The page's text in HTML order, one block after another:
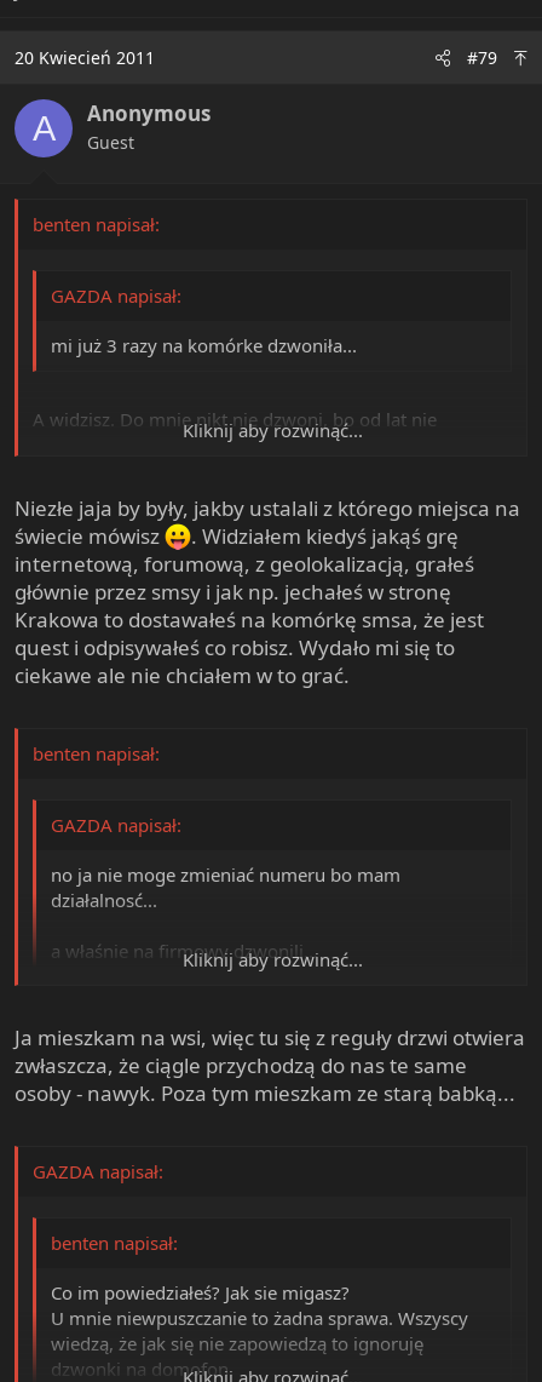
20 Kwiecień 2011 #79
A Anonymous
Guest
benten napisał:
GAZDA napisał:
mi już 3 razy na komórke dzwoniła...
Kliknij aby rozwinąć...
A widzisz. Do mnie nikt nie dzwoni, bo od lat nie
posiadam telefonu na abonament i nigdy nie podaję u
z nazwiskiem. Stacjonarki nie mam. Wymiana prepaid co
rok czy co dwa daje jednak efekty. Ale gdyby im wpadł w
ręce to bym powiedział, że przebywam za granicą i nie
wrócę do jesieni. Nie wiem co lepsze akurat w tym
przypadku
Kliknij aby rozwinąć...
Niezłe jaja by były, jakby ustalali z którego miejsca na
świecie mówisz
. Widziałem kiedyś jakąś grę
internetową, forumową, z geolokalizacją, grałeś
głównie przez smsy i jak np. jechałeś w stronę
Krakowa to dostawałeś na komórkę smsa, że jest
quest i odpisywałeś co robisz. Wydało mi się to
ciekawe ale nie chciałem w to grać.
benten napisał:
GAZDA napisał:
no ja nie moge zmieniać numeru bo mam
działalnosć...
a właśnie na firmowy dzwonili...
Kliknij aby rozwinąć...
U mnie niewpuszczanie to żadna sprawa. Wszyscy
wiedzą, że jak się nie zapowiedzą to ignoruję dzwonki na
domofon.
Kliknij aby rozwinąć...
Ja mieszkam na wsi, więc tu się z reguły drzwi otwiera
zwłaszcza, że ciągle przychodzą do nas te same
osoby - nawyk. Poza tym mieszkam ze starą babką...
GAZDA napisał:
benten napisał:
Co im powiedziałeś? Jak sie migasz?
U mnie niewpuszczanie to żadna sprawa. Wszyscy
wiedzą, że jak się nie zapowiedzą to ignoruję
dzwonki na domofon.Kliknij aby rozwinąć...